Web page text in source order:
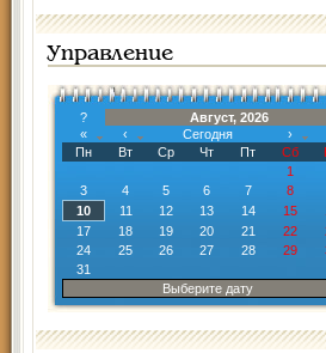
Управление
?
Август, 2026
«
‹ Сегодня ›
Пн
Вт Ср Чт Пт Сб
1
3
4 5 6 7 8
10
11 12 13 14 15
17
18 19 20 21 22
24
25 26 27 28 29
31
Выберите дату